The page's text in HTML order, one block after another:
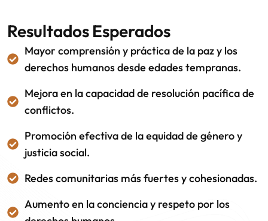
Resultados Esperados
Mayor comprensión y práctica de la paz y los
derechos humanos desde edades tempranas.
Mejora en la capacidad de resolución pacífica de
conflictos.
Promoción efectiva de la equidad de género y
justicia social.
Redes comunitarias más fuertes y cohesionadas.
Aumento en la conciencia y respeto por los